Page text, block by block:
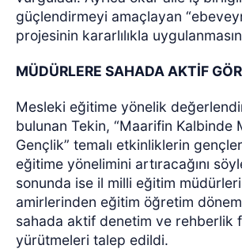
güçlendirmeyi amaçlayan
projesinin kararlılıkla
MÜDÜRLERE SAHADA AKTİF
Mesleki eğitime yönelik
bulunan Tekin, “Maarifin Kalbinde
Gençlik” temalı etkinliklerin
eğitime yönelimini artıracağını
sonunda ise il milli eğitim
amirlerinden eğitim öğretim
sahada aktif denetim ve rehberlik
yürütmeleri talep edildi.